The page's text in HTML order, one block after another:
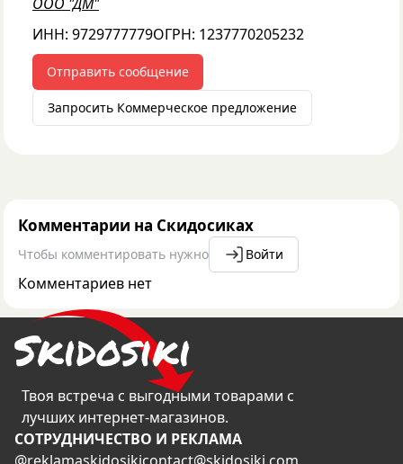
ИНН: 9729777779ОГРН: 1237770205232
Отправить сообщение
Запросить Коммерческое предложение
Комментарии на Скидосиках
Чтобы комментировать нужно Войти
Комментариев нет
Твоя встреча с выгодными товарами с
лучших интернет-магазинов.
CОТРУДНИЧЕСТВО И РЕКЛАМА